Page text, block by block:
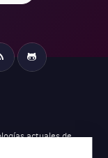
actuales de